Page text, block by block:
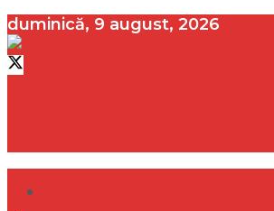
duminică, 9 august, 2026